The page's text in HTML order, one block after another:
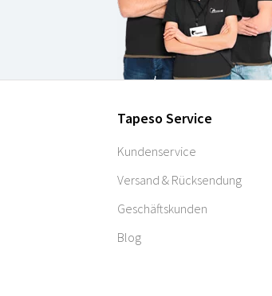
Tapeso Service
Kundenservice
Versand & Rücksendung
Geschäftskunden
Blog